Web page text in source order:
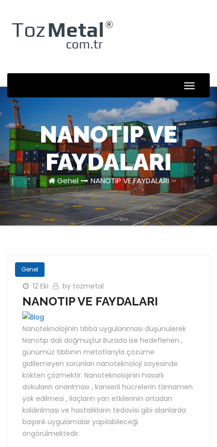
content
Toggle
NANOTIP VE
FAYDALARI
Genel NANOTIP VE FAYDALARI
Genel
12 Eki by tozmetal
NANOTIP VE FAYDALARI
Nanoteknolojinin tıbba uygulanması düşünülerek
Nanotıp dalı doğmuştur.Burada ise hedeflenen ,
günümüz tıbbının metotlarıyla çözüme
gidilemeyen sorunları nanoteknoloji sayesinde
kökten çözmektir. Nanoteknolojinin hasarlı
dokuların onarılması , kanserli hücrelerin tamamen
yok edilmesi , ilaçların yan etkilerinin ortadan
kaldırılması ve hastalıkların tedavisi gibi alanlarda
başarılı uygulamalar yapılabileceği
öngörülmektedir.